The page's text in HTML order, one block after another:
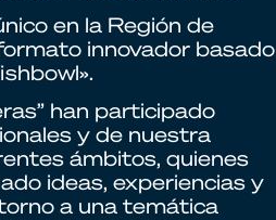
en la Región de
innovador basado
han participado
y de nuestra
ámbitos, quienes
ideas, experiencias y
a una temática